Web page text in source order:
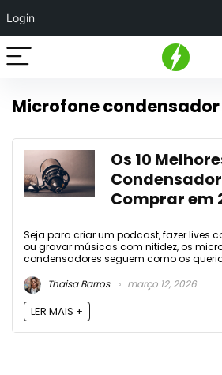
Login
Microfone condensador
Os 10
Comprar em
Seja para criar um podcast, fazer lives
ou gravar músicas com nitidez, os
condensadores seguem como os
Thaisa Barros
março 12, 2026
LER MAIS +